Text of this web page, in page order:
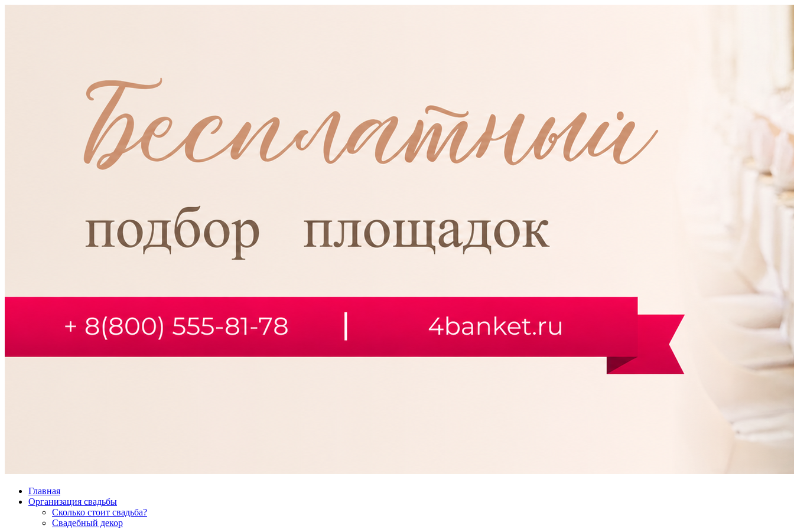
Главная
Организация свадьбы
Сколько стоит свадьба?
Свадебный декор